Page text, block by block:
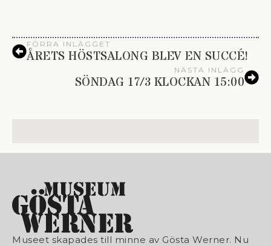
FÖRRA INLÄGGET
ÅRETS HÖSTSALONG BLEV EN SUCCÉ!
NÄSTA INLÄGG
SÖNDAG 17/3 KLOCKAN 15:00
Museet skapades till minne av Gösta Werner. Nu